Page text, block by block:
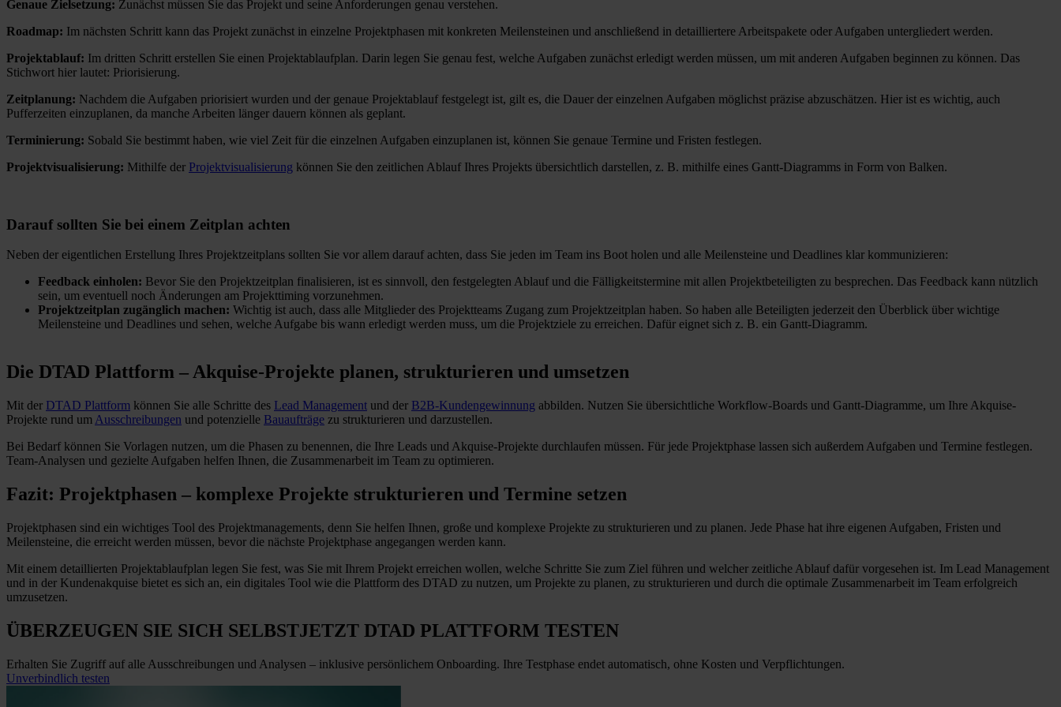
Genaue Zielsetzung: Zunächst müssen Sie das Projekt und seine Anforderungen genau verstehen.
Roadmap: Im nächsten Schritt kann das Projekt zunächst in einzelne Projektphasen mit konkreten Meilensteinen und anschließend in detailliertere Arbeitspakete oder Aufgaben untergliedert werden.
Projektablauf: Im dritten Schritt erstellen Sie einen Projektablaufplan. Darin legen Sie genau fest, welche Aufgaben zunächst erledigt werden müssen, um mit anderen Aufgaben beginnen zu können. Das
Stichwort hier lautet: Priorisierung.
Zeitplanung: Nachdem die Aufgaben priorisiert wurden und der genaue Projektablauf festgelegt ist, gilt es, die Dauer der einzelnen Aufgaben möglichst präzise abzuschätzen. Hier ist es wichtig, auch
Pufferzeiten einzuplanen, da manche Arbeiten länger dauern können als geplant.
Terminierung: Sobald Sie bestimmt haben, wie viel Zeit für die einzelnen Aufgaben einzuplanen ist, können Sie genaue Termine und Fristen festlegen.
Projektvisualisierung: Mithilfe der Projektvisualisierung können Sie den zeitlichen Ablauf Ihres Projekts übersichtlich darstellen, z. B. mithilfe eines Gantt-Diagramms in Form von Balken.
Darauf sollten Sie bei einem Zeitplan achten
Neben der eigentlichen Erstellung Ihres Projektzeitplans sollten Sie vor allem darauf achten, dass Sie jeden im Team ins Boot holen und alle Meilensteine und Deadlines klar kommunizieren:
Feedback einholen: Bevor Sie den Projektzeitplan finalisieren, ist es sinnvoll, den festgelegten Ablauf und die Fälligkeitstermine mit allen Projektbeteiligten zu besprechen. Das Feedback kann nützlich
sein, um eventuell noch Änderungen am Projekttiming vorzunehmen.
Projektzeitplan zugänglich machen: Wichtig ist auch, dass alle Mitglieder des Projektteams Zugang zum Projektzeitplan haben. So haben alle Beteiligten jederzeit den Überblick über wichtige
Meilensteine und Deadlines und sehen, welche Aufgabe bis wann erledigt werden muss, um die Projektziele zu erreichen. Dafür eignet sich z. B. ein Gantt-Diagramm.
Die DTAD Plattform – Akquise-Projekte planen, strukturieren und umsetzen
Mit der DTAD Plattform können Sie alle Schritte des Lead Management und der B2B-Kundengewinnung abbilden. Nutzen Sie übersichtliche Workflow-Boards und Gantt-Diagramme, um Ihre Akquise-
Projekte rund um Ausschreibungen und potenzielle Bauaufträge zu strukturieren und darzustellen.
Bei Bedarf können Sie Vorlagen nutzen, um die Phasen zu benennen, die Ihre Leads und Akquise-Projekte durchlaufen müssen. Für jede Projektphase lassen sich außerdem Aufgaben und Termine festlegen.
Team-Analysen und gezielte Aufgaben helfen Ihnen, die Zusammenarbeit im Team zu optimieren.
Fazit: Projektphasen – komplexe Projekte strukturieren und Termine setzen
Projektphasen sind ein wichtiges Tool des Projektmanagements, denn Sie helfen Ihnen, große und komplexe Projekte zu strukturieren und zu planen. Jede Phase hat ihre eigenen Aufgaben, Fristen und
Meilensteine, die erreicht werden müssen, bevor die nächste Projektphase angegangen werden kann.
Mit einem detaillierten Projektablaufplan legen Sie fest, was Sie mit Ihrem Projekt erreichen wollen, welche Schritte Sie zum Ziel führen und welcher zeitliche Ablauf dafür vorgesehen ist. Im Lead Management
und in der Kundenakquise bietet es sich an, ein digitales Tool wie die Plattform des DTAD zu nutzen, um Projekte zu planen, zu strukturieren und durch die optimale Zusammenarbeit im Team erfolgreich
umzusetzen.
ÜBERZEUGEN SIE SICH SELBSTJETZT DTAD PLATTFORM TESTEN
Erhalten Sie Zugriff auf alle Ausschreibungen und Analysen – inklusive persönlichem Onboarding. Ihre Testphase endet automatisch, ohne Kosten und Verpflichtungen.
Unverbindlich testen